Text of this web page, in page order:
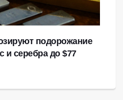
подорожание
и серебра до $77